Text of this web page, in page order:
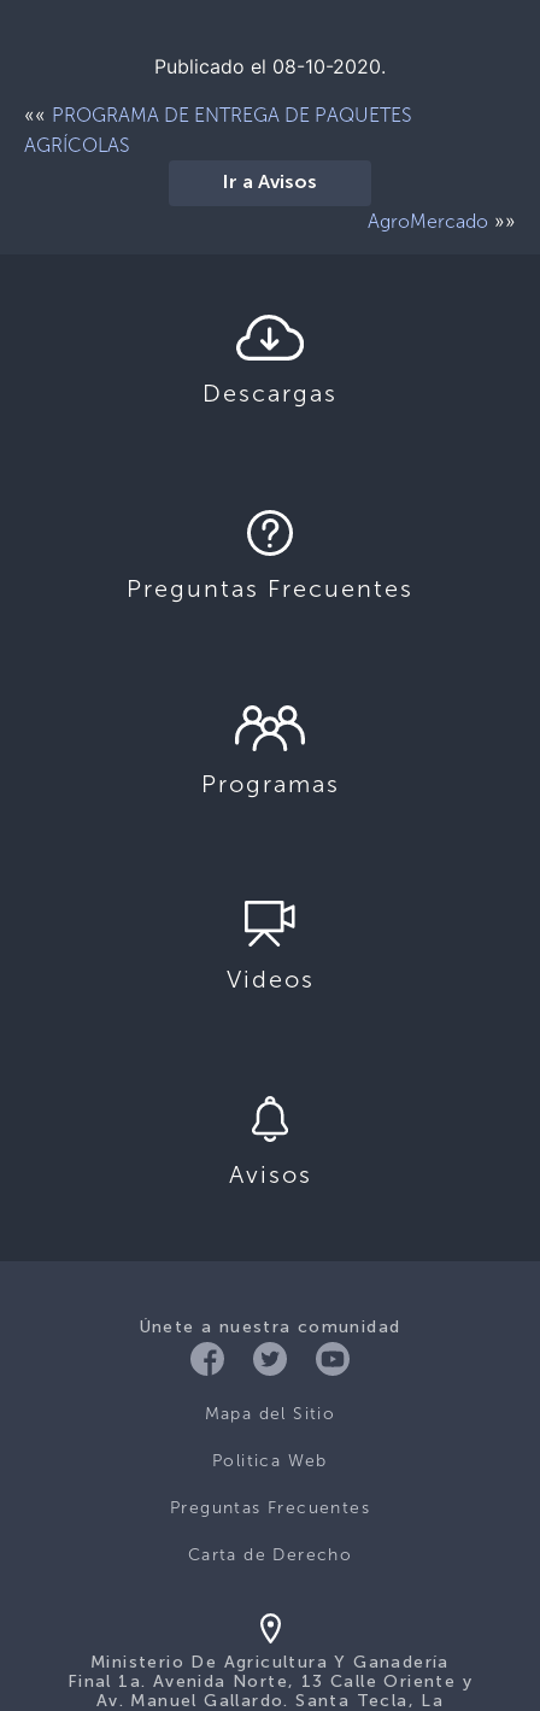
Publicado el 08-10-2020.
«« PROGRAMA DE ENTREGA DE PAQUETES
AGRÍCOLAS
Ir a Avisos
AgroMercado »»
Descargas
Preguntas Frecuentes
Programas
Videos
Avisos
Únete a nuestra comunidad
Mapa del Sitio
Politica Web
Preguntas Frecuentes
Carta de Derecho
Ministerio De Agricultura Y Ganadería
Final 1a. Avenida Norte, 13 Calle Oriente y
Av. Manuel Gallardo. Santa Tecla, La